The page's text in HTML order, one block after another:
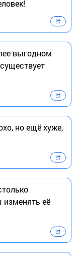
выгодном
но ещё хуже,
её